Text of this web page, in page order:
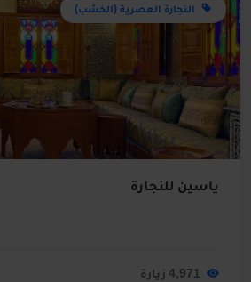
النجارة العصرية (الخشب)
ياسين للنجارة